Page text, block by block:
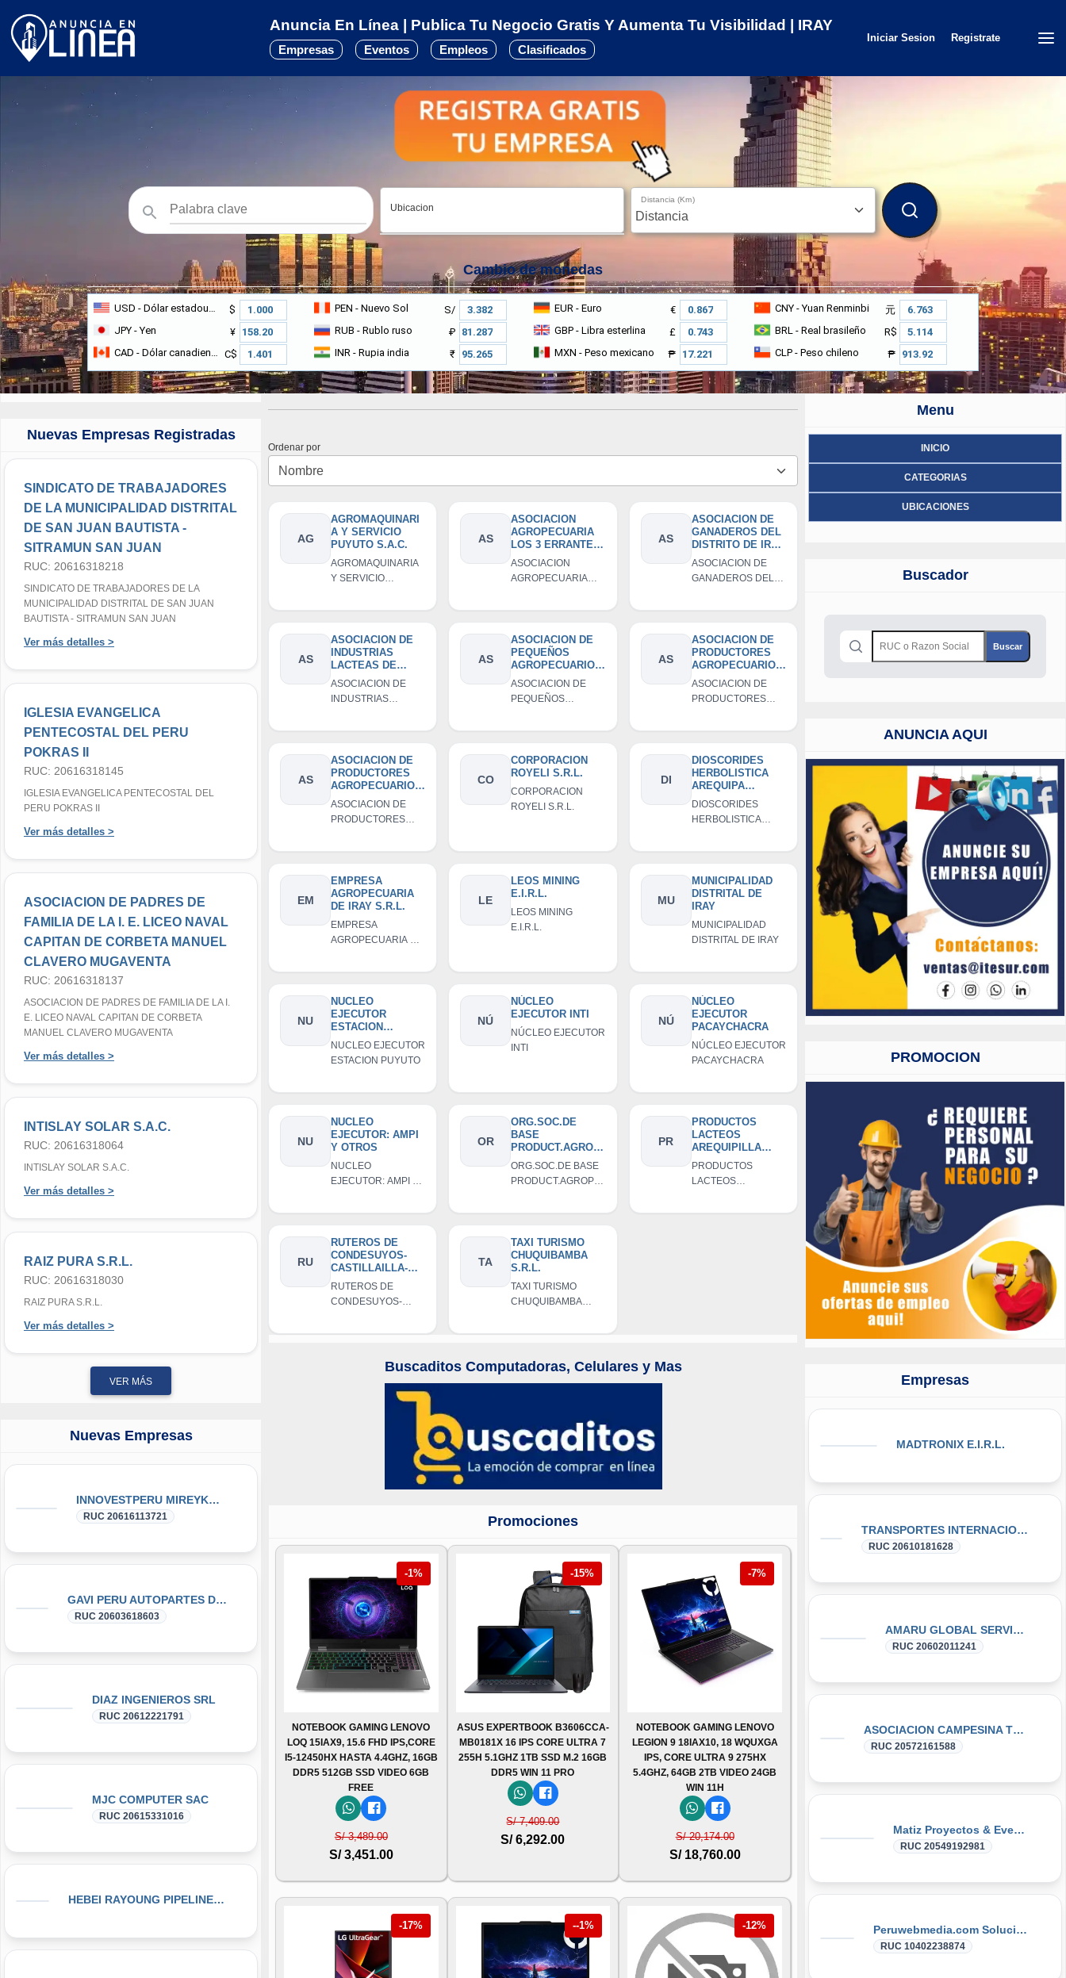
Anuncia En Línea | Publica Tu Negocio Gratis Y Aumenta Tu Visibilidad | IRAY
Empresas Eventos Empleos Clasificados
Iniciar Sesion Registrate
Ubicacion
Distancia (Km)
BUSCAR
Cambio de monedas
USD - Dólar estadounidense $ PEN - Nuevo Sol S/ EUR - Euro € CNY- Yuan Renminbi
元
JPY - Yen ¥ RUB - Rublo ruso ₽ GBP - Libra esterlina £ BRL - Real brasileño
R$
CAD - Dólar canadiense C$ INR - Rupia india ₹ MXN - Peso mexicano ₱ CLP- Peso chileno ₱
Nuevas Empresas Registradas
SINDICATO DE TRABAJADORES
DE LA MUNICIPALIDAD DISTRITAL
DE SAN JUAN BAUTISTA -
SITRAMUN SAN JUAN
RUC: 20616318218
SINDICATO DE TRABAJADORES DE LA
MUNICIPALIDAD DISTRITAL DE SAN JUAN
BAUTISTA - SITRAMUN SAN JUAN
Ver más detalles >
IGLESIA EVANGELICA
PENTECOSTAL DEL PERU
POKRAS II
RUC: 20616318145
IGLESIA EVANGELICA PENTECOSTAL DEL
PERU POKRAS II
Ver más detalles >
ASOCIACION DE PADRES DE
FAMILIA DE LA I. E. LICEO NAVAL
CAPITAN DE CORBETA MANUEL
CLAVERO MUGAVENTA
RUC: 20616318137
ASOCIACION DE PADRES DE FAMILIA DE LA I.
E. LICEO NAVAL CAPITAN DE CORBETA
MANUEL CLAVERO MUGAVENTA
Ver más detalles >
INTISLAY SOLAR S.A.C.
RUC: 20616318064
INTISLAY SOLAR S.A.C.
Ver más detalles >
RAIZ PURA S.R.L.
RUC: 20616318030
RAIZ PURA S.R.L.
Ver más detalles >
VER MÁS
Nuevas Empresas
INNOVESTPERU MIREYKA GROUP SAC
RUC 20616113721
GAVI PERU AUTOPARTES DONGFENG y DFSK GLORY
RUC 20603618603
DIAZ INGENIEROS SRL
RUC 20612221791
MJC COMPUTER SAC
RUC 20615331016
HEBEI RAYOUNG PIPELINE TECHNOLOGY CO., LTD
Ordenar por
AG
AGROMAQUINARI
A Y SERVICIO
PUYUTO S.A.C.
AGROMAQUINARIA
Y SERVICIO
AS
ASOCIACION
AGROPECUARIA
LOS 3 ERRANTES
DE CHUQUIBAMBA
- AGRO3C
ASOCIACION
AGROPECUARIA
DE CHUQUIBAMBA -
AS
ASOCIACION DE
GANADEROS DEL
DISTRITO DE IRAY
- AGADI
ASOCIACION DE
GANADEROS DEL
AGADI
AS
ASOCIACION DE
INDUSTRIAS
LACTEAS DE
CONDESUYOS
ASOCIACION DE
INDUSTRIAS
CONDESUYOS
AS
ASOCIACION DE
PEQUEÑOS
AGROPECUARIOS
DE CASCONZA
ASOCIACION DE
PEQUEÑOS
DE CASCONZA
AS
ASOCIACION DE
PRODUCTORES
AGROPECUARIOS
DE IRAY - APAY
ASOCIACION DE
PRODUCTORES
DE IRAY - APAY
AS
ASOCIACION DE
PRODUCTORES
AGROPECUARIOS
LA ESTRELLA DE
IRAY
ASOCIACION DE
PRODUCTORES
LA ESTRELLA DE
CO
CORPORACION
ROYELI S.R.L.
CORPORACION
ROYELI S.R.L.
DI
DIOSCORIDES
HERBOLISTICA
AREQUIPA
EMPRESA
INDIVIDUAL DE
RESPONSABILIDA
DIOSCORIDES
HERBOLISTICA
EMPRESA
RESPONSABILIDAD
LIMITADA
EM
EMPRESA
AGROPECUARIA
DE IRAY S.R.L.
EMPRESA
AGROPECUARIA DE
LE
LEOS MINING
E.I.R.L.
LEOS MINING
E.I.R.L.
MU
MUNICIPALIDAD
DISTRITAL DE
IRAY
MUNICIPALIDAD
DISTRITAL DE IRAY
NU
NUCLEO
EJECUTOR
ESTACION
PUYUTO
NUCLEO EJECUTOR
ESTACION PUYUTO
NÚ
NÚCLEO
EJECUTOR INTI
NÚCLEO EJECUTOR
INTI
NÚ
NÚCLEO
EJECUTOR
PACAYCHACRA
NÚCLEO EJECUTOR
PACAYCHACRA
NU
NUCLEO
EJECUTOR: AMPI
Y OTROS
NUCLEO
EJECUTOR: AMPI Y
OR
ORG.SOC.DE
BASE
PRODUCT.AGROP
EC.DE IRAY
ORG.SOC.DE BASE
PRODUCT.AGROPE
PR
PRODUCTOS
LACTEOS
AREQUIPILLA
E.I.R.L.
PRODUCTOS
LACTEOS
E.I.R.L.
RU
RUTEROS DE
CONDESUYOS-
CASTILLAILLA-
CAYLLOMA
RUTEROS DE
CONDESUYOS-
CAYLLOMA
TA
TAXI TURISMO
CHUQUIBAMBA
S.R.L.
TAXI TURISMO
CHUQUIBAMBA
Buscaditos Computadoras, Celulares y Mas
Promociones
-1%
NOTEBOOK GAMING LENOVO
LOQ 15IAX9, 15.6 FHD IPS,CORE
I5-12450HX HASTA 4.4GHZ, 16GB
DDR5 512GB SSD VIDEO 6GB
FREE
S/ 3,489.00
S/ 3,451.00
-15%
ASUS EXPERTBOOK B3606CCA-
MB0181X 16 IPS CORE ULTRA 7
255H 5.1GHZ 1TB SSD M.2 16GB
DDR5 WIN 11 PRO
S/ 7,409.00
S/ 6,292.00
-7%
NOTEBOOK GAMING LENOVO
LEGION 9 18IAX10, 18 WQUXGA
IPS, CORE ULTRA 9 275HX
5.4GHZ, 64GB 2TB VIDEO 24GB
WIN 11H
S/ 20,174.00
S/ 18,760.00
-17% --1% -12%
Menu
INICIO
CATEGORIAS
UBICACIONES
Buscador
ANUNCIA AQUI
PROMOCION
Empresas
MADTRONIX E.I.R.L.
TRANSPORTES INTERNACIONAL PUERTO DORADO SOCIEDAD ANONIMA CERRADA
RUC 20610181628
AMARU GLOBAL SERVICE E.I.R.L.
RUC 20602011241
ASOCIACION CAMPESINA TURISMO PROTECCION ECOLOGICA LAGUNAS
RUC 20572161588
Matiz Proyectos & Eventos
RUC 20549192981
Peruwebmedia.com Soluciones Integrales Web 2.0
RUC 10402238874